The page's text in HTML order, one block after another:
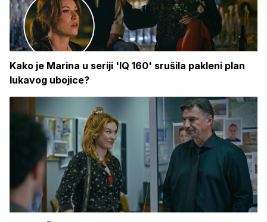
Kako je Marina u seriji 'IQ 160' srušila pakleni plan
lukavog ubojice?